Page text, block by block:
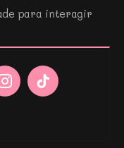
para interagir